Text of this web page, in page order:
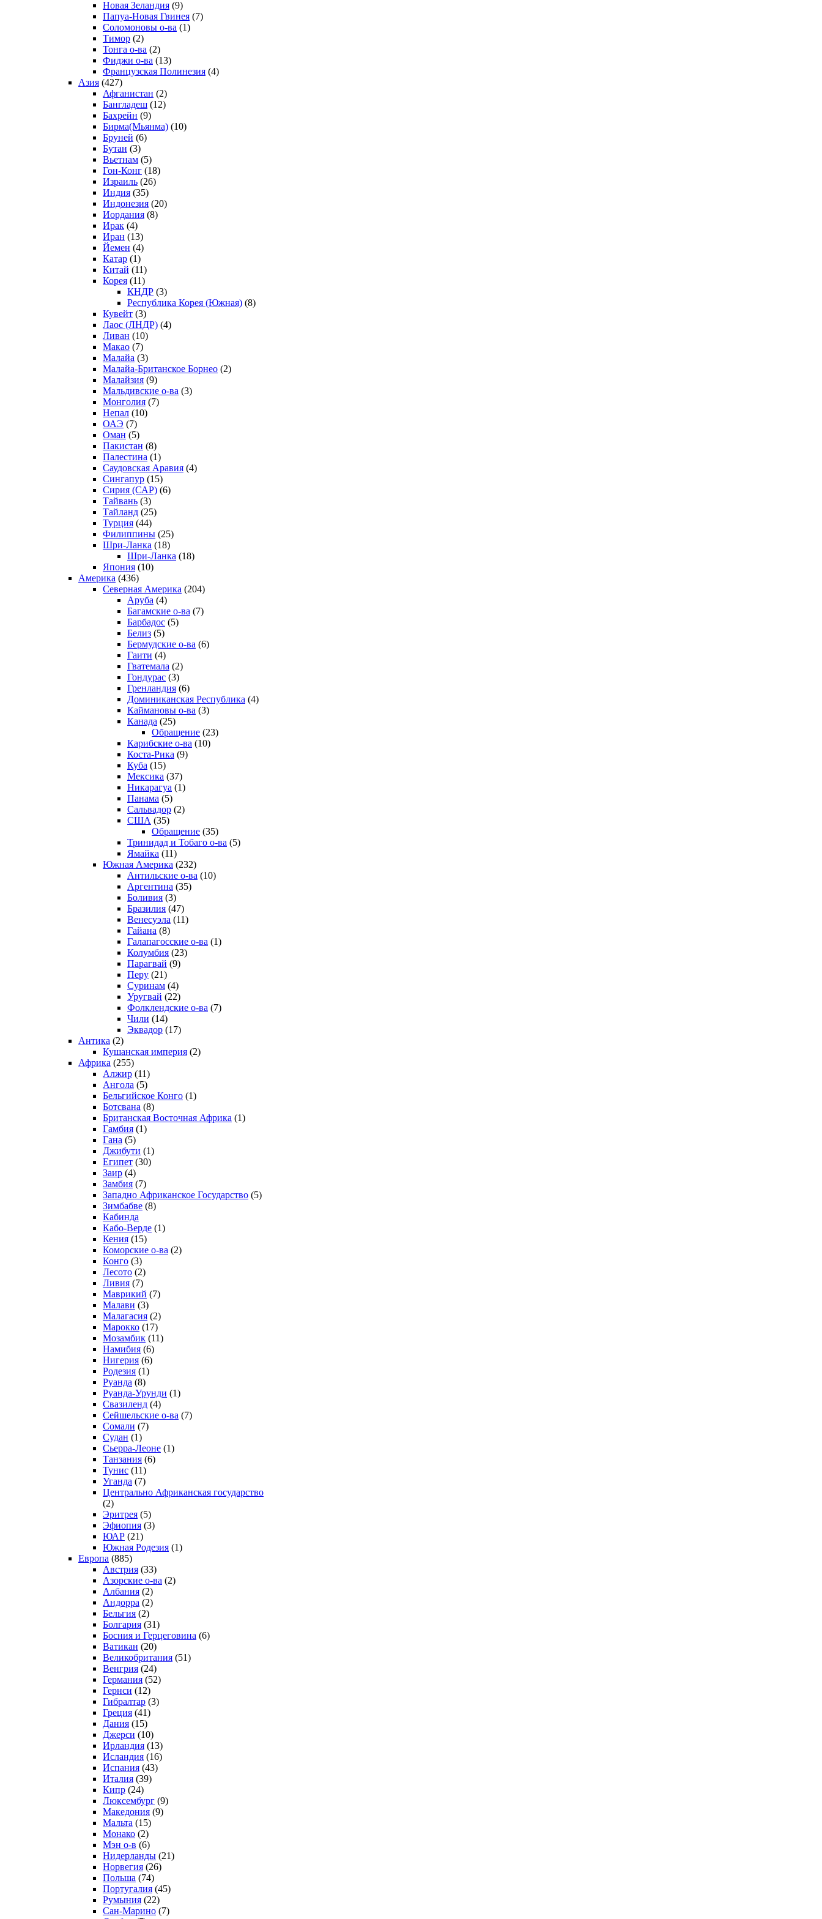
Новая Зеландия (9)
Папуа-Новая Гвинея (7)
Соломоновы о-ва (1)
Тимор (2)
Тонга о-ва (2)
Фиджи о-ва (13)
Французская Полинезия (4)
Азия (427)
Афганистан (2)
Бангладеш (12)
Бахрейн (9)
Бирма(Мьянма) (10)
Бруней (6)
Бутан (3)
Вьетнам (5)
Гон-Конг (18)
Израиль (26)
Индия (35)
Индонезия (20)
Иордания (8)
Ирак (4)
Иран (13)
Йемен (4)
Катар (1)
Китай (11)
Корея (11)
КНДР (3)
Республика Корея (Южная) (8)
Кувейт (3)
Лаос (ЛНДР) (4)
Ливан (10)
Макао (7)
Малайа (3)
Малайа-Британское Борнео (2)
Малайзия (9)
Мальдивские о-ва (3)
Монголия (7)
Непал (10)
ОАЭ (7)
Оман (5)
Пакистан (8)
Палестина (1)
Саудовская Аравия (4)
Сингапур (15)
Сирия (САР) (6)
Тайвань (3)
Тайланд (25)
Турция (44)
Филиппины (25)
Шри-Ланка (18)
Шри-Ланка (18)
Япония (10)
Америка (436)
Северная Америка (204)
Аруба (4)
Багамские о-ва (7)
Барбадос (5)
Белиз (5)
Бермудские о-ва (6)
Гаити (4)
Гватемала (2)
Гондурас (3)
Гренландия (6)
Доминиканская Республика (4)
Каймановы о-ва (3)
Канада (25)
Обращение (23)
Карибские о-ва (10)
Коста-Рика (9)
Куба (15)
Мексика (37)
Никарагуа (1)
Панама (5)
Сальвадор (2)
США (35)
Обращение (35)
Тринидад и Тобаго о-ва (5)
Ямайка (11)
Южная Америка (232)
Антильские о-ва (10)
Аргентина (35)
Боливия (3)
Бразилия (47)
Венесуэла (11)
Гайана (8)
Галапагосские о-ва (1)
Колумбия (23)
Парагвай (9)
Перу (21)
Суринам (4)
Уругвай (22)
Фолклендские о-ва (7)
Чили (14)
Эквадор (17)
Антика (2)
Кушанская империя (2)
Африка (255)
Алжир (11)
Ангола (5)
Бельгийское Конго (1)
Ботсвана (8)
Британская Восточная Африка (1)
Гамбия (1)
Гана (5)
Джибути (1)
Египет (30)
Заир (4)
Замбия (7)
Западно Африканское Государство (5)
Зимбабве (8)
Кабинда
Кабо-Верде (1)
Кения (15)
Коморские о-ва (2)
Конго (3)
Лесото (2)
Ливия (7)
Маврикий (7)
Малави (3)
Малагасия (2)
Марокко (17)
Мозамбик (11)
Намибия (6)
Нигерия (6)
Родезия (1)
Руанда (8)
Руанда-Урунди (1)
Свазиленд (4)
Сейшельские о-ва (7)
Сомали (7)
Судан (1)
Сьерра-Леоне (1)
Танзания (6)
Тунис (11)
Уганда (7)
Центрально Африканская государство
(2)
Эритрея (5)
Эфиопия (3)
ЮАР (21)
Южная Родезия (1)
Европа (885)
Австрия (33)
Азорские о-ва (2)
Албания (2)
Андорра (2)
Бельгия (2)
Болгария (31)
Босния и Герцеговина (6)
Ватикан (20)
Великобритания (51)
Венгрия (24)
Германия (52)
Гернси (12)
Гибралтар (3)
Греция (41)
Дания (15)
Джерси (10)
Ирландия (13)
Исландия (16)
Испания (43)
Италия (39)
Кипр (24)
Люксембург (9)
Македония (9)
Мальта (15)
Монако (2)
Мэн о-в (6)
Нидерланды (21)
Норвегия (26)
Польша (74)
Португалия (45)
Румыния (22)
Сан-Марино (7)